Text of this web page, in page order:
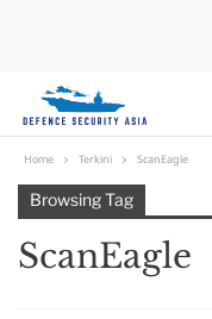
Home Terkini ScanEagle
Browsing Tag
ScanEagle